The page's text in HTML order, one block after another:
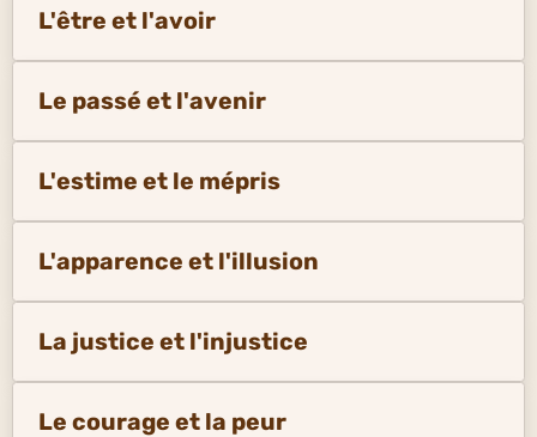
L'être et l'avoir
Le passé et l'avenir
L'estime et le mépris
L'apparence et l'illusion
La justice et l'injustice
Le courage et la peur